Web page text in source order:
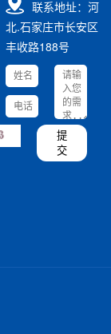
联系地址：河
北.石家庄市长安区
丰收路188号
提
交